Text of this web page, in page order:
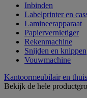
Inbinden
Labelprinter en
Lamineerapparaat
Papiervernietiger
Rekenmachine
Snijden en knippen
Vouwmachine
Kantoormeubilair en
Bekijk de hele